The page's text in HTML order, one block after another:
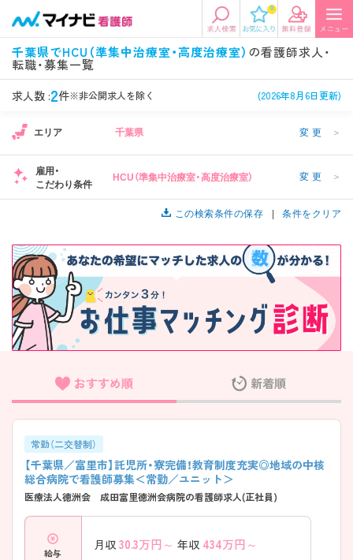
0
千葉県でHCU（準集中治療室・高度治療室） の看護師求人・
転職・募集一覧
求人数 :2件※非公開求人を除く (2026年8月6日更新)
エリアから探す
エリアから探す
関東
東海 関西
九州・沖縄
希望の求人条件を選択
資格
施設形態
病院、クリニック・診療所など
担当業務
病棟、外来など
美容外科、
循環器内科など
未経験歓迎、
土日祝休みなど
年収
年収500万円以上など 正社員、契約社員など
フリーワード検索
エリア 千葉県 変更 ＞
雇用・
こだわり条件
HCU（準集中治療室・高度治療室） 変更 ＞
この検索条件の保存 条件をクリア
おすすめ順 新着順
常勤（二交替制）
【千葉県／富里市】託児所・寮完備！教育制度充実◎地域の中核
総合病院で看護師募集＜常勤／ユニット＞
医療法人徳洲会 成田富里徳洲会病院の看護師求人(正社員)
給与
月収 30.3万円～ 年収 434万円～